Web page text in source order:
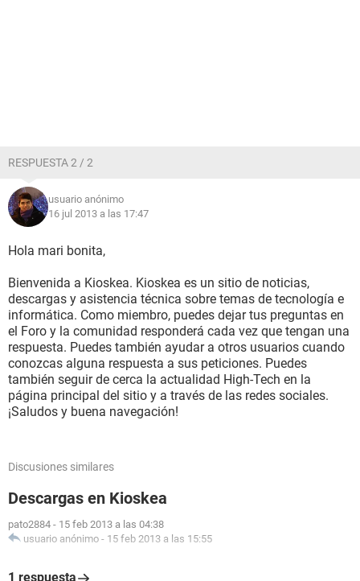
RESPUESTA 2 / 2
usuario anónimo
16 jul 2013 a las 17:47
Hola mari bonita,
Bienvenida a Kioskea. Kioskea es un sitio de noticias,
descargas y asistencia técnica sobre temas de tecnología e
informática. Como miembro, puedes dejar tus preguntas en
el Foro y la comunidad responderá cada vez que tengan una
respuesta. Puedes también ayudar a otros usuarios cuando
conozcas alguna respuesta a sus peticiones. Puedes
también seguir de cerca la actualidad High-Tech en la
página principal del sitio y a través de las redes sociales.
¡Saludos y buena navegación!
Discusiones similares
Descargas en Kioskea
pato2884 - 15 feb 2013 a las 04:38
usuario anónimo - 15 feb 2013 a las 15:55
1 respuesta